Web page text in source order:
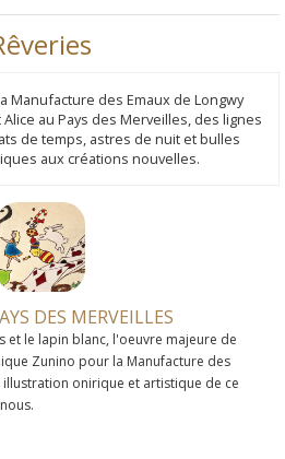
Manufacture des Emaux de Longwy
au Pays des Merveilles, des lignes
de temps, astres de nuit et bulles
aux créations nouvelles.
DES MERVEILLES
et le lapin blanc, l'oeuvre majeure de
Zunino pour la Manufacture des
illustration onirique et artistique de ce